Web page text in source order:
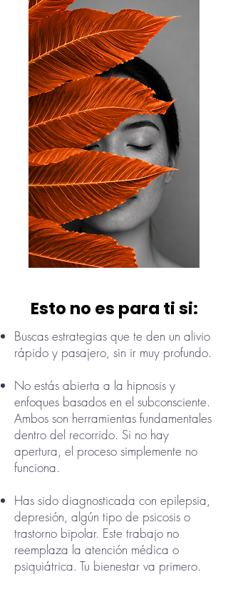
Esto no es para ti si:
Buscas estrategias que te den un alivio
rápido y pasajero, sin ir muy profundo.
No estás abierta a la hipnosis y
enfoques basados en el subconsciente.
Ambos son herramientas fundamentales
dentro del recorrido. Si no hay
apertura, el proceso simplemente no
funciona.
Has sido diagnosticada con epilepsia,
depresión, algún tipo de psicosis o
trastorno bipolar. Este trabajo no
reemplaza la atención médica o
psiquiátrica. Tu bienestar va primero.